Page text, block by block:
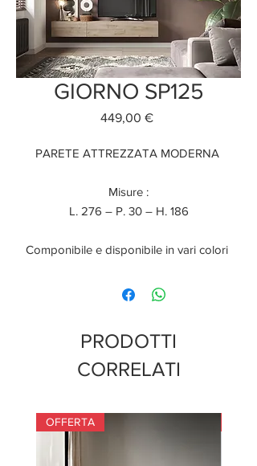
GIORNO SP125
449,00 €Prezzo
PARETE ATTREZZATA MODERNA
Misure :
L. 276 – P. 30 – H. 186
Componibile e disponibile in vari colori
PRODOTTI
CORRELATI
OFFERTA